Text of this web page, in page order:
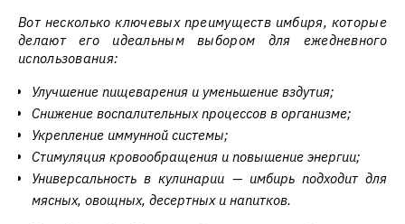
Вот несколько ключевых преимуществ имбиря, которые
делают его идеальным выбором для ежедневного
использования:
Улучшение пищеварения и уменьшение вздутия;
Снижение воспалительных процессов в организме;
Укрепление иммунной системы;
Стимуляция кровообращения и повышение энергии;
Универсальность в кулинарии — имбирь подходит для
мясных, овощных, десертных и напитков.